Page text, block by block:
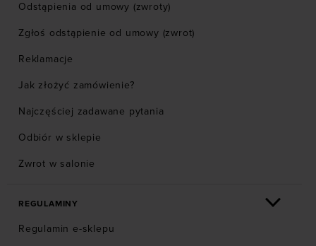
Odstąpienia od umowy (zwroty)
Zgłoś odstąpienie od umowy (zwrot)
Reklamacje
Jak złożyć zamówienie?
Najczęściej zadawane pytania
Odbiór w sklepie
Zwrot w salonie
REGULAMINY
Regulamin e-sklepu